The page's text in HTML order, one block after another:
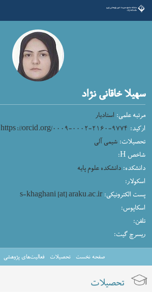
سهیلا خاقانی نژاد
مرتبه علمی: استادیار
ارکید: https://orcid.org/۰۰۰۹-۰۰۰۲-۲۱۶۰-۹۷۷۴
تحصیلات: شیمی آلی
شاخص H:
دانشکده: دانشکده علوم پایه
اسکولار:
پست الکترونیکی: s-khaghani [at] araku.ac.ir
اسکاپوس:
تلفن:
ریسرچ گیت:
صفحه نخست تحصیلات فعالیت‌های پژوهشی
تحصیلات